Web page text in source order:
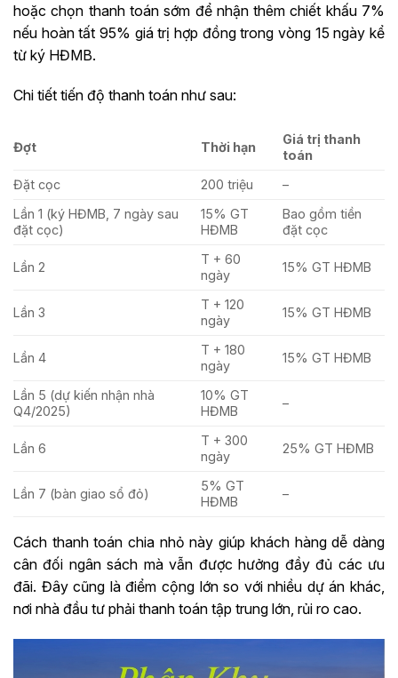
hoặc chọn thanh toán sớm để nhận thêm chiết khấu 7%
nếu hoàn tất 95% giá trị hợp đồng trong vòng 15 ngày kể
từ ký HĐMB.
Chi tiết tiến độ thanh toán như sau:
Đợt Thời hạn
Giá trị thanh
toán
Đặt cọc
200 triệu
–
Lần 1 (ký HĐMB, 7 ngày sau
đặt cọc)
15% GT
HĐMB
Bao gồm tiền
đặt cọc
Lần 2
T + 60
ngày
15% GT HĐMB
Lần 3
T + 120
ngày
15% GT HĐMB
Lần 4
T + 180
ngày
15% GT HĐMB
Lần 5 (dự kiến nhận nhà
Q4/2025)
10% GT
HĐMB
–
Lần 6
T + 300
ngày
25% GT HĐMB
Lần 7 (bàn giao sổ đỏ)
5% GT
HĐMB
–
Cách thanh toán chia nhỏ này giúp khách hàng dễ dàng
cân đối ngân sách mà vẫn được hưởng đầy đủ các ưu
đãi. Đây cũng là điểm cộng lớn so với nhiều dự án khác,
nơi nhà đầu tư phải thanh toán tập trung lớn, rủi ro cao.